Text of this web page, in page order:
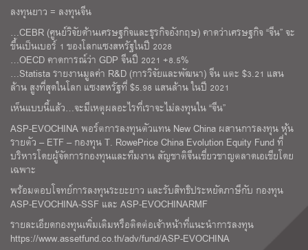
ลงทุนยาว = ลงทุนจีน
…CEBR (ศูนย์วิจัยด้านเศรษฐกิจและธุรกิจอังกฤษ) คาดว่าเศรษฐกิจ “จีน” จะ
ขึ้นเป็นเบอร์ 1 ของโลกแซงสหรัฐในปี 2028
…OECD คาดการณ์ว่า GDP จีนปี 2021 +8.5%
…Statista รายงานมูลค่า R&D (การวิจัยและพัฒนา) จีน แตะ $3.21 แสน
ล้าน สูงที่สุดในโลก แซงสหรัฐที่ $5.98 แสนล้าน ในปี 2021
เห็นแบบนี้แล้ว…จะมีเหตุผลอะไรที่เราจะไม่ลงทุนใน “จีน”
ASP-EVOCHINA พอร์ตการลงทุนตัวแทน New China ผสานการลงทุน หุ้น
รายตัว – ETF – กองทุน T. RowePrice China Evolution Equity Fund ที่
บริหารโดยผู้จัดการกองทุนและทีมงาน สัญชาติจีนเชี่ยวชาญตลาดเอเชียโดย
เฉพาะ
พร้อมตอบโจทย์การลงทุนระยะยาว และรับสิทธิประหยัดภาษีกับ กองทุน
ASP-EVOCHINA-SSF และ ASP-EVOCHINARMF
รายละเอียดกองทุนเพิ่มเติมหรือติดต่อเจ้าหน้าที่แนะนำการลงทุน
https://www.assetfund.co.th/adv/fund/ASP-EVOCHINA